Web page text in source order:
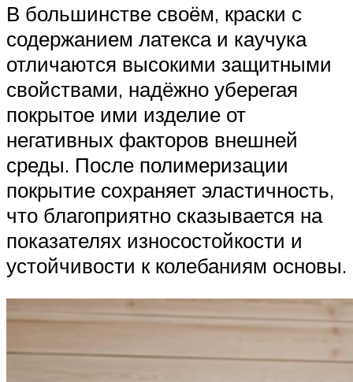
В большинстве своём, краски с
содержанием латекса и каучука
отличаются высокими защитными
свойствами, надёжно уберегая
покрытое ими изделие от
негативных факторов внешней
среды. После полимеризации
покрытие сохраняет эластичность,
что благоприятно сказывается на
показателях износостойкости и
устойчивости к колебаниям основы.